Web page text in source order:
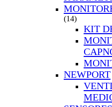
(14)
KIT
NEWPORT